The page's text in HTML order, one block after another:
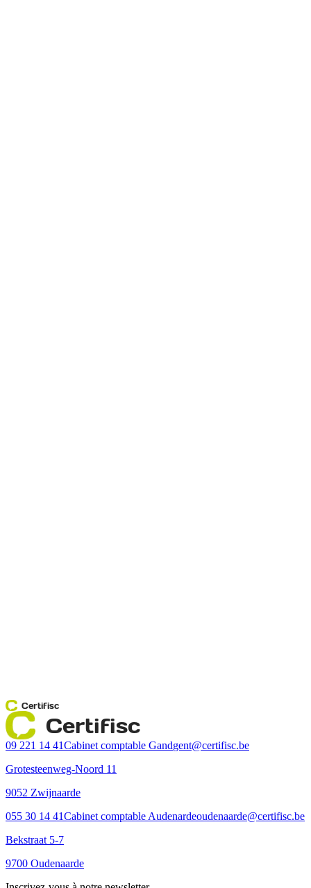
Certifisc
Certifisc
09 221 14 41Cabinet comptable Gandgent@certifisc.be
Grotesteenweg-Noord 11
9052 Zwijnaarde
055 30 14 41Cabinet comptable Audenardeoudenaarde@certifisc.be
Bekstraat 5-7
9700 Oudenaarde